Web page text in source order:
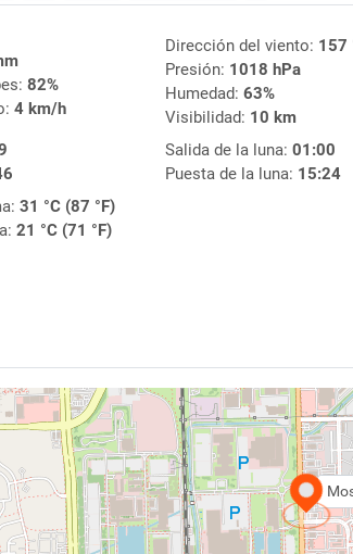
82%
4 km/h
Dirección del viento: 157
Presión: 1018 hPa
Humedad: 63%
Visibilidad: 10 km
Salida de la luna: 01:00
Puesta de la luna: 15:24
31 °C (87 °F)
21 °C (71 °F)